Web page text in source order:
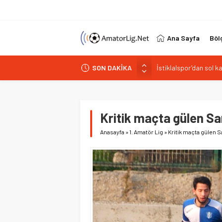
Ana Sayfa
SON DAKİKA
Paşabahçespor’da
İstanbul Gençlerbirliği
Kuzeyin Kaplanları
İstiklalspor’dan sol
Kritik maçta gülen
Anasayfa »1. Amatör Lig » Kritik maçta gülen